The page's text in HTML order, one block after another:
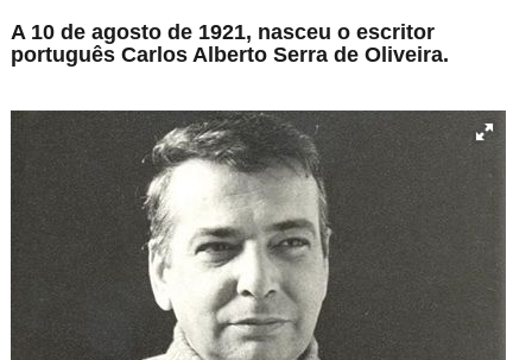
A 10 de agosto de 1921, nasceu o escritor
português Carlos Alberto Serra de Oliveira.